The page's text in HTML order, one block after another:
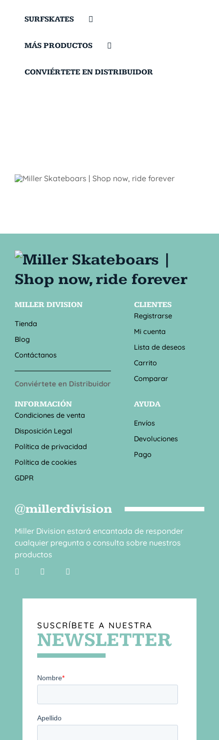
SURFSKATES
MÁS PRODUCTOS
CONVIÉRTETE EN DISTRIBUIDOR
MILLER DIVISION
Tienda
Blog
Contáctanos
Conviértete en Distribuidor
CLIENTES
Registrarse
Mi cuenta
Lista de deseos
Carrito
Comparar
INFORMACIÓN
Condiciones de venta
Disposición Legal
Política de privacidad
Política de cookies
GDPR
AYUDA
Envíos
Devoluciones
Pago
@millerdivision
Miller Division estará encantada de responder
cualquier pregunta o consulta sobre nuestros
productos
SUSCRÍBETE A NUESTRA
NEWSLETTER